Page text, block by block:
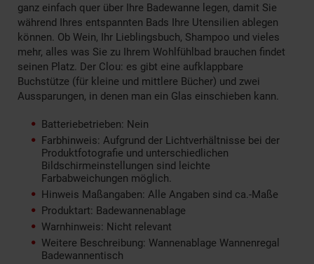
ganz einfach quer über Ihre Badewanne legen, damit Sie
während Ihres entspannten Bads Ihre Utensilien ablegen
können. Ob Wein, Ihr Lieblingsbuch, Shampoo und vieles
mehr, alles was Sie zu Ihrem Wohlfühlbad brauchen findet
seinen Platz. Der Clou: es gibt eine aufklappbare
Buchstütze (für kleine und mittlere Bücher) und zwei
Aussparungen, in denen man ein Glas einschieben kann.
Batteriebetrieben: Nein
Farbhinweis: Aufgrund der Lichtverhältnisse bei der
Produktfotografie und unterschiedlichen
Bildschirmeinstellungen sind leichte
Farbabweichungen möglich.
Hinweis Maßangaben: Alle Angaben sind ca.-Maße
Produktart: Badewannenablage
Warnhinweis: Nicht relevant
Weitere Beschreibung: Wannenablage Wannenregal
Badewannentisch